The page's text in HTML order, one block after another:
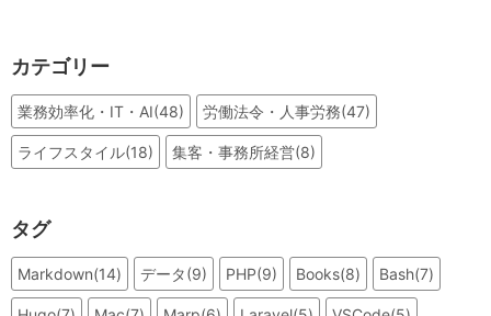
カテゴリー
業務効率化・IT・AI(48) 労働法令・人事労務(47)
ライフスタイル(18) 集客・事務所経営(8)
タグ
Markdown(14) データ(9) PHP(9) Books(8) Bash(7)